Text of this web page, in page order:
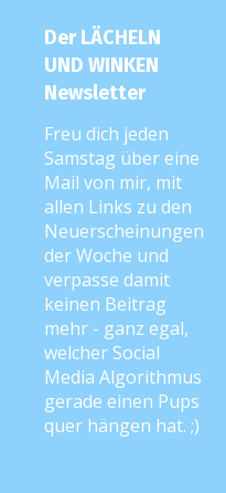
Der LÄCHELN
UND WINKEN
Newsletter
Freu dich jeden
Samstag über eine
Mail von mir, mit
allen Links zu den
Neuerscheinungen
der Woche und
verpasse damit
keinen Beitrag
mehr - ganz egal,
welcher Social
Media Algorithmus
gerade einen Pups
quer hängen hat. ;)